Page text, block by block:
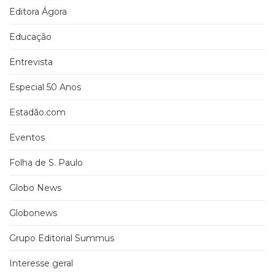
Editora Ágora
Educação
Entrevista
Especial 50 Anos
Estadão.com
Eventos
Folha de S. Paulo
Globo News
Globonews
Grupo Editorial Summus
Interesse geral